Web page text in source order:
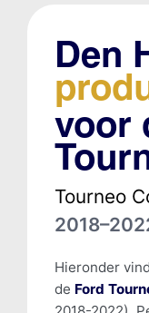
Den
voor
Tourneo
Hieronder
de Ford